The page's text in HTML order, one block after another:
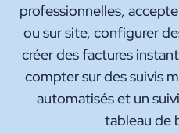
professionnelles,
ou sur site, configurer
créer des factures
compter sur des suivis
automatisés et un
tableau de